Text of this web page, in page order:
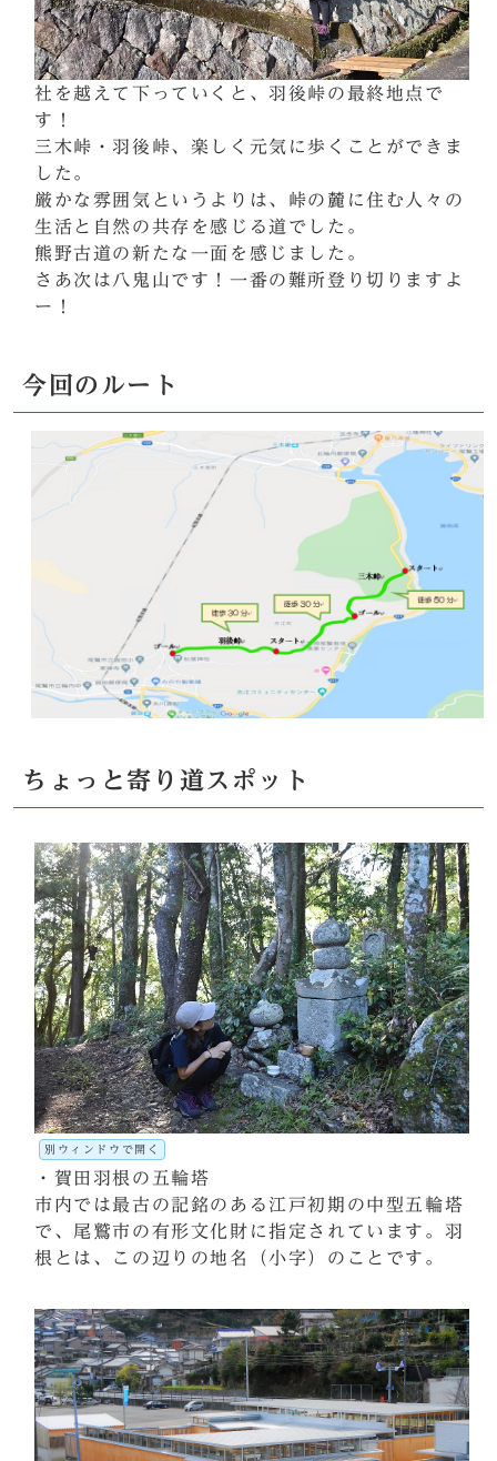
社を越えて下っていくと、羽後峠の最終地点で
す！
三木峠・羽後峠、楽しく元気に歩くことができま
した。
厳かな雰囲気というよりは、峠の麓に住む人々の
生活と自然の共存を感じる道でした。
熊野古道の新たな一面を感じました。
さあ次は八鬼山です！一番の難所登り切りますよ
ー！
今回のルート
ちょっと寄り道スポット
別ウィンドウで開く
・賀田羽根の五輪塔
市内では最古の記銘のある江戸初期の中型五輪塔
で、尾鷲市の有形文化財に指定されています。羽
根とは、この辺りの地名（小字）のことです。